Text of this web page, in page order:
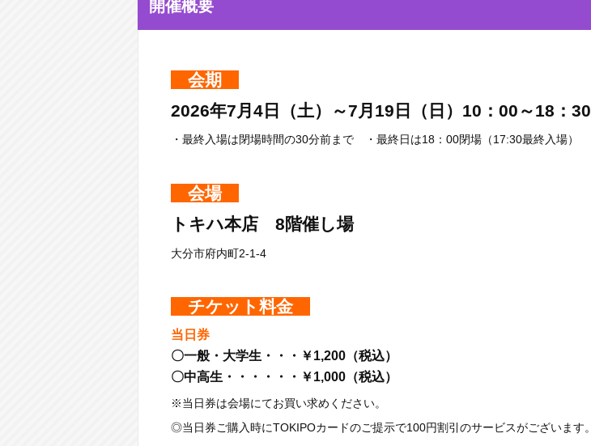
開催概要
会期
2026年7月4日（土）～7月19日（日）10：00～18：30
・最終入場は閉場時間の30分前まで ・最終日は18：00閉場（17:30最終入場）
会場
トキハ本店 8階催し場
大分市府内町2-1-4
チケット料金
当日券
〇一般・大学生・・・￥1,200（税込）
〇中高生・・・・・・￥1,000（税込）
※当日券は会場にてお買い求めください。
◎当日券ご購入時にTOKIPOカードのご提示で100円割引のサービスがございます。